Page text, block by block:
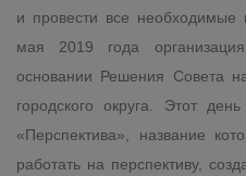
и провести все
мая 2019 года
основании Решения Совета
городского округа. Этот
«Перспектива», название
работать на перспективу,